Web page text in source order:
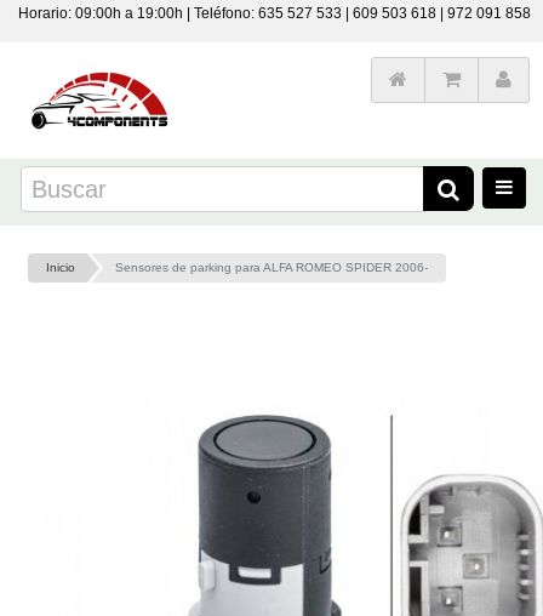
Horario: 09:00h a 19:00h | Teléfono: 635 527 533 | 609 503 618 | 972 091 858
Inicio Sensores de parking para ALFA ROMEO SPIDER 2006-